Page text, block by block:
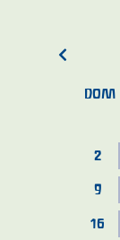
DOM
2
9
16